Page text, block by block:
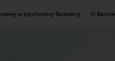
и крупному бизнесу О банке